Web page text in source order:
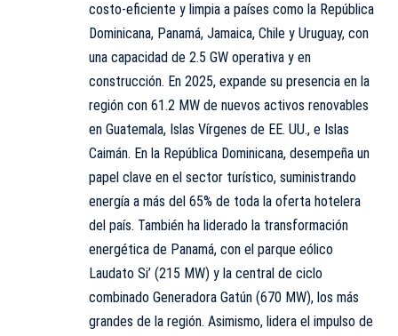
costo-eficiente y limpia a países como la República
Dominicana, Panamá, Jamaica, Chile y Uruguay, con
una capacidad de 2.5 GW operativa y en
construcción. En 2025, expande su presencia en la
región con 61.2 MW de nuevos activos renovables
en Guatemala, Islas Vírgenes de EE. UU., e Islas
Caimán. En la República Dominicana, desempeña un
papel clave en el sector turístico, suministrando
energía a más del 65% de toda la oferta hotelera
del país. También ha liderado la transformación
energética de Panamá, con el parque eólico
Laudato Si’ (215 MW) y la central de ciclo
combinado Generadora Gatún (670 MW), los más
grandes de la región. Asimismo, lidera el impulso de